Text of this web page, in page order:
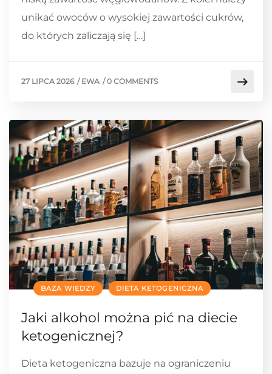
unikać owoców o wysokiej zawartości cukrów,
do których zaliczają się […]
27 LIPCA 2026 / EWA /0 COMMENTS
BAZA WIEDZY DIETA KETOGENICZNA
Jaki alkohol można pić na diecie
ketogenicznej?
Dieta ketogeniczna bazuje na ograniczeniu